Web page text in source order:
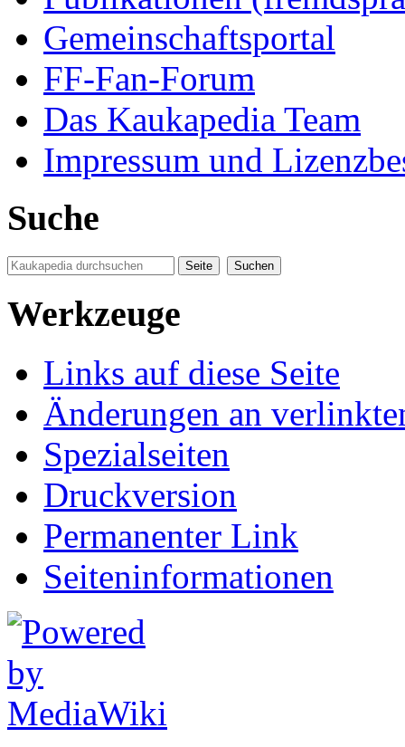
Gemeinschaftsportal
FF-Fan-Forum
Das Kaukapedia Team
Impressum und
Suche
Werkzeuge
Links auf diese Seite
Änderungen an
Spezialseiten
Druckversion
Permanenter Link
Seiten­informationen